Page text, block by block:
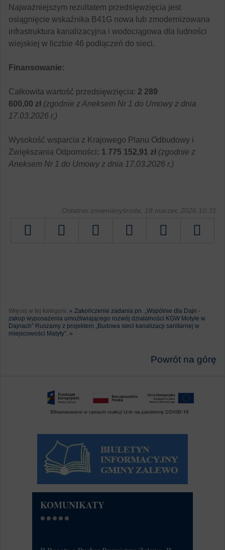
Najważniejszym rezultatem przedsięwzięcia jest
osiągnięcie wskaźnika B41G nowa lub zmodernizowana
infrastruktura kanalizacyjna i wodociągowa dla ludności
wiejskiej w liczbie 46 podłączeń do sieci.
Finansowanie:
Całkowita wartość przedsięwzięcia: 2 289
600,00 zł (zgodnie z Aneksem Nr 1 do Umowy z dnia
17.03.2026 r.)
Wysokość wsparcia z Krajowego Planu Odbudowy i
Zwiększania Odporności : 1 775 152,91 zł (zgodnie z
Aneksem Nr 1 do Umowy z dnia 17.03.2026 r.)
Ostatnio zmienianyśroda, 18 marzec 2026 10:31
Więcej w tej kategorii: « Zakończenie zadania pn. „Wspólnie dla Dajn -
zakup wyposażenia umożliwiającego rozwój działalności KGW Motyle w
Dajnach” Ruszamy z projektem „Budowa sieci kanalizacji sanitarnej w
miejscowości Matyty”. »
Powrót na górę
KOMUNIKATY